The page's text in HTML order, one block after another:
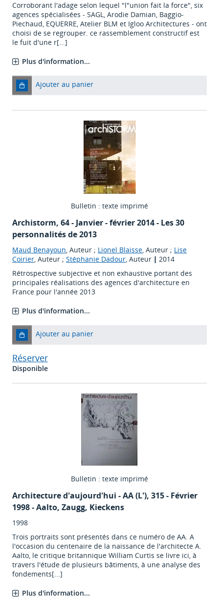
Corroborant l'adage selon lequel "l"union fait la force", six
agences spécialisées - SAGL, Arodie Damian, Baggio-
Piechaud, EQUERRE, Atelier BLM et Igloo Architectures - ont
choisi de se regrouper. ce rassemblement constructif est
le fuit d'une r[...]
Plus d'information...
Ajouter au panier
Bulletin : texte imprimé
Archistorm, 64 - Janvier - février 2014 - Les 30
personnalités de 2013
Maud Benayoun, Auteur ; Lionel Blaisse, Auteur ; Lise
Coirier, Auteur ; Stéphanie Dadour, Auteur | 2014
Rétrospective subjective et non exhaustive portant des
principales réalisations des agences d'architecture en
France pour l'année 2013
Plus d'information...
Ajouter au panier
Réserver
Disponible
Bulletin : texte imprimé
Architecture d'aujourd'hui - AA (L'), 315 - Février
1998 - Aalto, Zaugg, Kieckens
1998
Trois portraits sont présentés dans ce numéro de AA. A
l'occasion du centenaire de la naissance de l'architecte A.
Aalto, le critique britannique William Curtis se livre ici, à
travers l'étude de plusieurs bâtiments, à une analyse des
fondements[...]
Plus d'information...